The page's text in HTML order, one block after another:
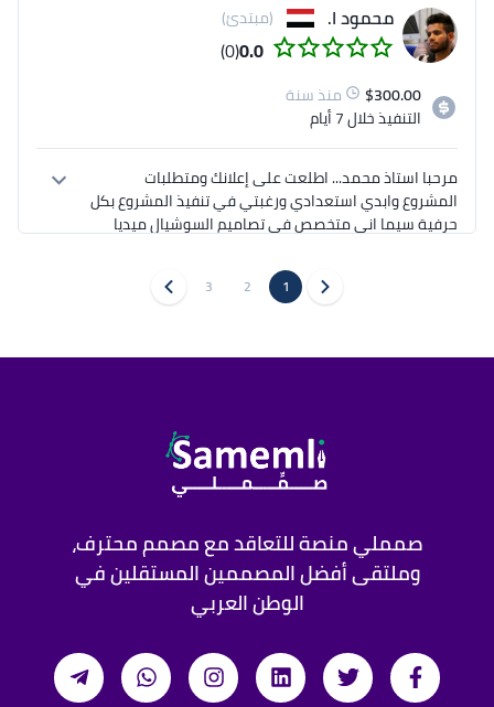
محمود ا. (مبتدئ)
0.0
(0)
$300.00
منذ سنة
التنفيذخلال 7 أيام
1
2
3
صمملي منصة للتعاقد مع مصمم محترف،
وملتقى أفضل المصممين المستقلين في
الوطن العربي